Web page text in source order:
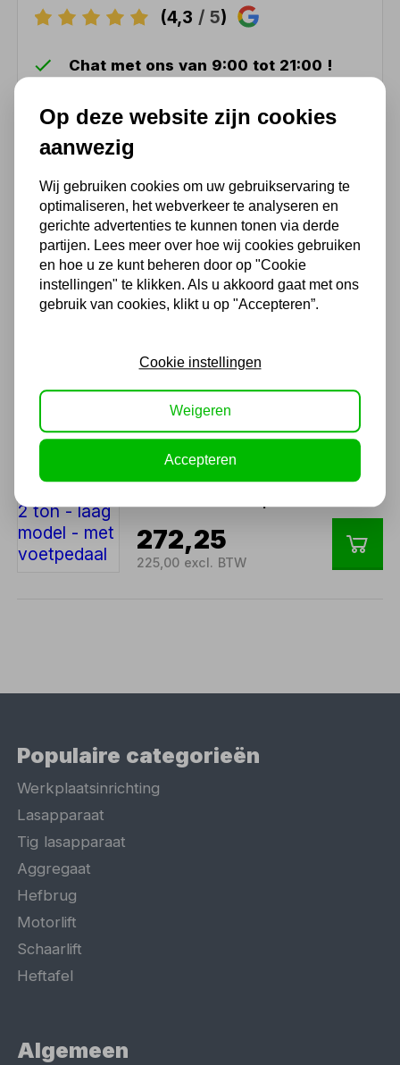
(4,3 / 5)
Chat met ons van 9:00 tot 21:00 !
verzonden
(Technische) Vragen ? Bel ons +31
548 51 75 75
1.500 m2 winkel in Rijssen !
Twents familiebedrijf sinds 1992 !
Ook handig
uitvoering
410,19
339,00 excl. BTW
Garagekrik 2 ton - laag
272,25
225,00 excl. BTW
Populaire categorieën
Werkplaatsinrichting
Lasapparaat
Tig lasapparaat
Aggregaat
Hefbrug
Motorlift
Schaarlift
Heftafel
Algemeen
Op deze website zijn cookies
aanwezig
Wij gebruiken cookies om uw gebruikservaring te
optimaliseren, het webverkeer te analyseren en
gerichte advertenties te kunnen tonen via derde
partijen. Lees meer over hoe wij cookies gebruiken
en hoe u ze kunt beheren door op "Cookie
instellingen" te klikken. Als u akkoord gaat met ons
gebruik van cookies, klikt u op "Accepteren”.
Cookie instellingen
Weigeren
Accepteren